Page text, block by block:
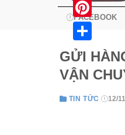
FACEBOOK
GỬI
VẬN
TIN TỨC 12/
X
Pinterest
Share